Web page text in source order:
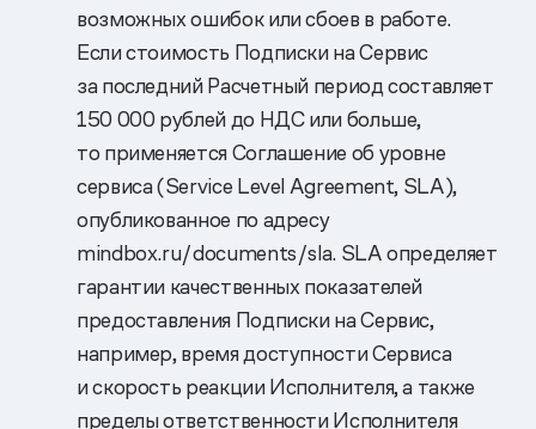
возможных ошибок или сбоев в работе.
Если стоимость Подписки на Сервис
за последний Расчетный период составляет
150 000 рублей до НДС или больше,
то применяется Соглашение об уровне
сервиса (Service Level Agreement, SLA),
опубликованное по адресу
mindbox.ru/documents/sla. SLA определяет
гарантии качественных показателей
предоставления Подписки на Сервис,
например, время доступности Сервиса
и скорость реакции Исполнителя, а также
пределы ответственности Исполнителя